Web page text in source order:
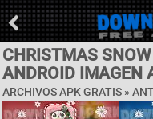
CHRISTMAS
ANDROID IMAGEN
ARCHIVOS APK GRATIS »